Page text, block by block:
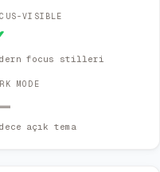
VISIBLE
focus stilleri
MODE
açık tema